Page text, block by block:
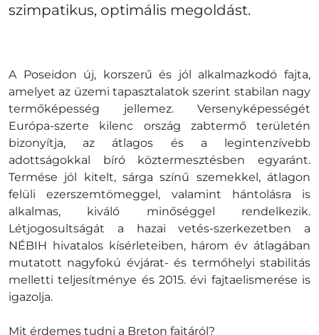
szimpatikus, optimális megoldást.
A Poseidon új, korszerű és jól alkalmazkodó fajta,
amelyet az üzemi tapasztalatok szerint stabilan nagy
termőképesség jellemez. Versenyképességét
Európa-szerte kilenc ország zabtermő területén
bizonyítja, az átlagos és a legintenzívebb
adottságokkal bíró köztermesztésben egyaránt.
Termése jól kitelt, sárga színű szemekkel, átlagon
felüli ezerszemtömeggel, valamint hántolásra is
alkalmas, kiváló minőséggel rendelkezik.
Létjogosultságát a hazai vetés-szerkezetben a
NÉBIH hivatalos kísérleteiben, három év átlagában
mutatott nagyfokú évjárat- és termőhelyi stabilitás
melletti teljesítménye és 2015. évi fajtaelismerése is
igazolja.
Mit érdemes tudni a Breton fajtáról?